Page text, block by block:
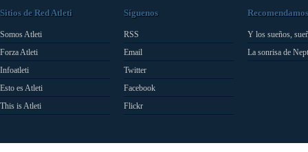
Sitios de Red Atleti
Somos Atleti
Forza Atleti
Infoatleti
Esto es Atleti
This is Atleti
Síguenos
RSS
Email
Twitter
Facebook
Flickr
Recomendamos
Y los sueños,
La sonrisa de